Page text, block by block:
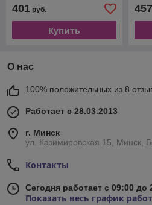
401 руб.
Купить
457
О нас
100% положительных из 8
Работает с 28.03.2013
г. Минск
ул. Казимировская 15, Минск,
Контакты
Сегодня работает с 09:00 до
Показать весь график